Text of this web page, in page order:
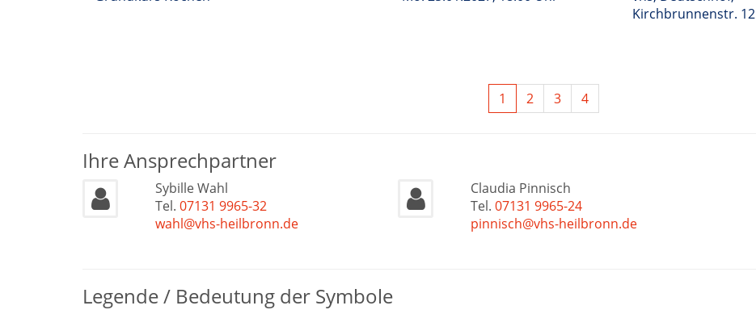
Kirchbrunnenstr. 12
1 2 3 4
Ihre Ansprechpartner
Sybille Wahl
Tel. 07131 9965-32
wahl@vhs-heilbronn.de
Claudia Pinnisch
Tel. 07131 9965-24
pinnisch@vhs-heilbronn.de
Legende / Bedeutung der Symbole